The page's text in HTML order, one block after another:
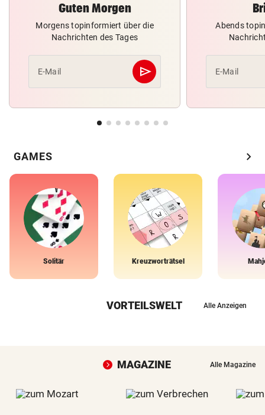
Guten Morgen
Morgens topinformiert über die
Nachrichten des Tages
E-Mail send
Abschicken
Abends
E-Mail
GAMES chevron_right
Solitär Kreuzworträtsel
VORTEILSWELT Alle Anzeigen
MAGAZINE Alle Magazine